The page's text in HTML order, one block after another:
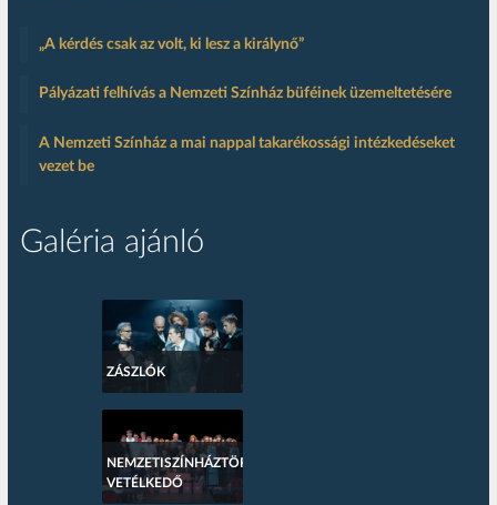
„A kérdés csak az volt, ki lesz a királynő”
Pályázati felhívás a Nemzeti Színház büféinek üzemeltetésére
A Nemzeti Színház a mai nappal takarékossági intézkedéseket
vezet be
Galéria ajánló
ZÁSZLÓK
NEMZETISZÍNHÁZTÖRTÉNETI
VETÉLKEDŐ